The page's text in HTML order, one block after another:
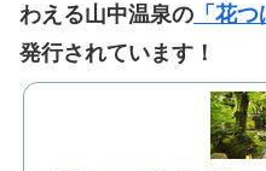
わえる山中温泉の 「花つ
発行されています！